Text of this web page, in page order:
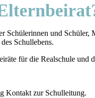
Schülerinnen und
Schullebens.
für die Realschule und
Kontakt zur Schulleitung.